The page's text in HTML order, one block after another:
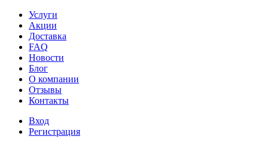
Услуги
Акции
Доставка
FAQ
Новости
Блог
О компании
Отзывы
Контакты
Вход
Регистрация